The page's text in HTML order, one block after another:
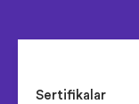
Sertifikalar